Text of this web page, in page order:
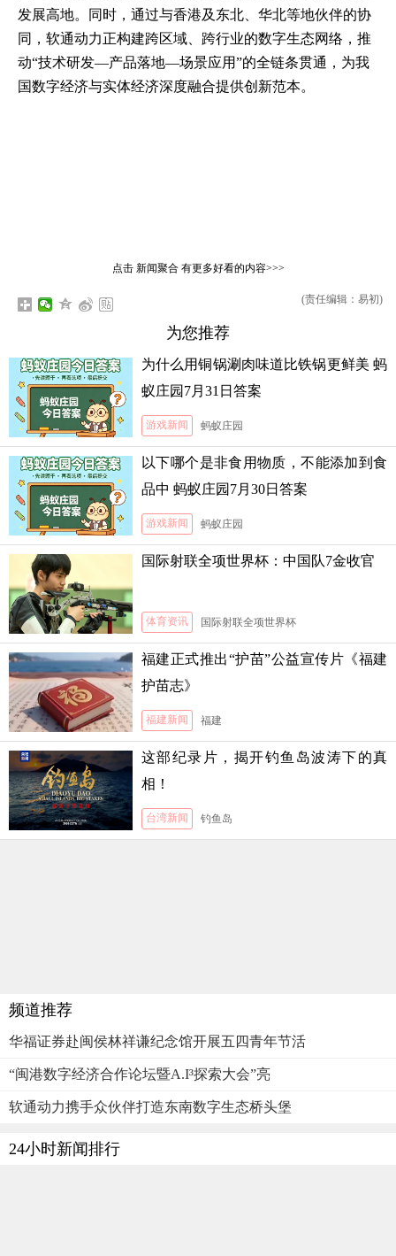
发展高地。同时，通过与香港及东北、华北等地伙伴的协
同，软通动力正构建跨区域、跨行业的数字生态网络，推
动“技术研发—产品落地—场景应用”的全链条贯通，为我
国数字经济与实体经济深度融合提供创新范本。
点击 新闻聚合有更多好看的内容>>>
(责任编辑：易初)
为您推荐
为什么用铜锅涮肉味道比铁锅更鲜美 蚂
蚁庄园7月31日答案
游戏新闻 蚂蚁庄园
以下哪个是非食用物质，不能添加到食
品中 蚂蚁庄园7月30日答案
游戏新闻 蚂蚁庄园
国际射联全项世界杯：中国队7金收官
体育资讯 国际射联全项世界杯
福建正式推出“护苗”公益宣传片《福建
护苗志》
福建新闻 福建
这部纪录片，揭开钓鱼岛波涛下的真
相！
台湾新闻 钓鱼岛
频道推荐
华福证券赴闽侯林祥谦纪念馆开展五四青年节活
“闽港数字经济合作论坛暨A.I³探索大会”亮
软通动力携手众伙伴打造东南数字生态桥头堡
24小时新闻排行